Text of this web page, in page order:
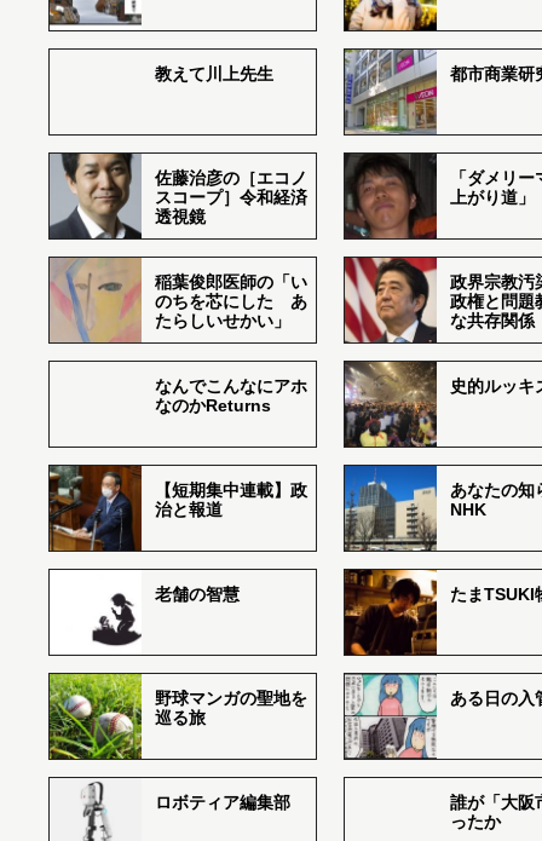
教えて川上先生 都市商業研
佐藤治彦の［エコノ
スコープ］令和経済
透視鏡
「ダメリ
上がり道」
稲葉俊郎医師の「い
のちを芯にした あ
たらしいせかい」
政界宗教汚
政権と問題
な共存関係
なんでこんなにアホ
なのかReturns
史的ルッキ
【短期集中連載】政
治と報道
あなたの知
NHK
老舗の智慧 たまTSUKI
野球マンガの聖地を
巡る旅
ある日の入
ロボティア編集部
誰が「大阪
ったか